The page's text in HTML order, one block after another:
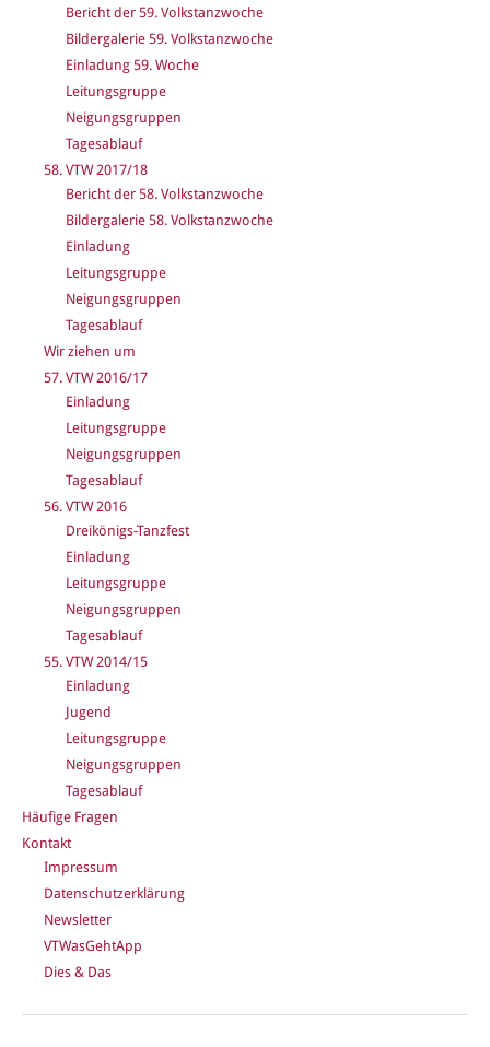
Bericht der 59. Volkstanzwoche
Bildergalerie 59. Volkstanzwoche
Einladung 59. Woche
Leitungsgruppe
Neigungsgruppen
Tagesablauf
58. VTW 2017/18
Bericht der 58. Volkstanzwoche
Bildergalerie 58. Volkstanzwoche
Einladung
Leitungsgruppe
Neigungsgruppen
Tagesablauf
Wir ziehen um
57. VTW 2016/17
Einladung
Leitungsgruppe
Neigungsgruppen
Tagesablauf
56. VTW 2016
Dreikönigs-Tanzfest
Einladung
Leitungsgruppe
Neigungsgruppen
Tagesablauf
55. VTW 2014/15
Einladung
Jugend
Leitungsgruppe
Neigungsgruppen
Tagesablauf
Häufige Fragen
Kontakt
Impressum
Datenschutzerklärung
Newsletter
VTWasGehtApp
Dies & Das